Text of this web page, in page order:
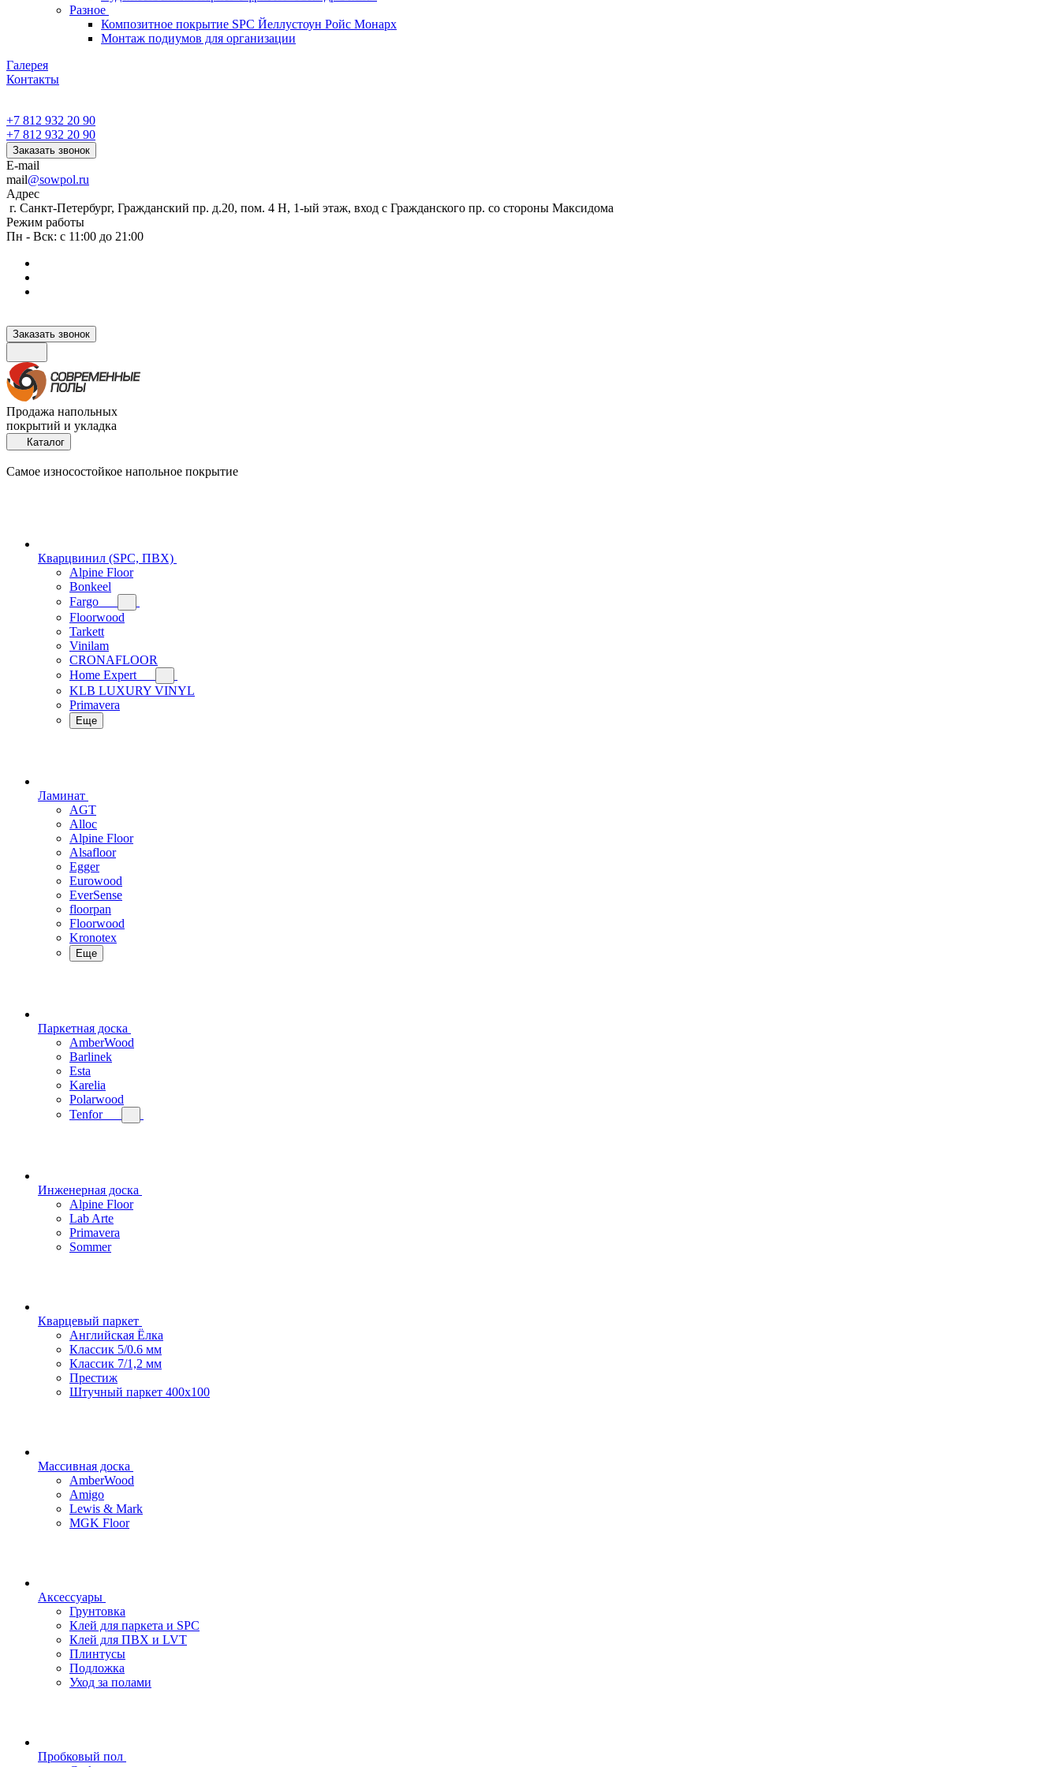
Разное
Композитное покрытие SPC Йеллустоун Ройс Монарх
Монтаж подиумов для организации
Галерея
Контакты
+7 812 932 20 90
+7 812 932 20 90
Заказать звонок
E-mail
mail@sowpol.ru
Адрес
г. Санкт-Петербург, Гражданский пр. д.20, пом. 4 Н, 1-ый этаж, вход с Гражданского пр. со стороны Максидома
Режим работы
Пн - Вск: с 11:00 до 21:00
Заказать звонок
Продажа напольных
покрытий и укладка
Каталог
Самое износостойкое напольное покрытие
Кварцвинил (SPC, ПВХ)
Alpine Floor
Bonkeel
Fargo
Floorwood
Tarkett
Vinilam
CRONAFLOOR
Home Expert
KLB LUXURY VINYL
Primavera
Еще
Ламинат
AGT
Alloc
Alpine Floor
Alsafloor
Egger
Eurowood
EverSense
floorpan
Floorwood
Kronotex
Еще
Паркетная доска
AmberWood
Barlinek
Esta
Karelia
Polarwood
Tenfor
Инженерная доска
Alpine Floor
Lab Arte
Primavera
Sommer
Кварцевый паркет
Английская Ёлка
Классик 5/0.6 мм
Классик 7/1,2 мм
Престиж
Штучный паркет 400x100
Массивная доска
AmberWood
Amigo
Lewis & Mark
MGK Floor
Аксессуары
Грунтовка
Клей для паркета и SPC
Клей для ПВХ и LVT
Плинтусы
Подложка
Уход за полами
Пробковый пол